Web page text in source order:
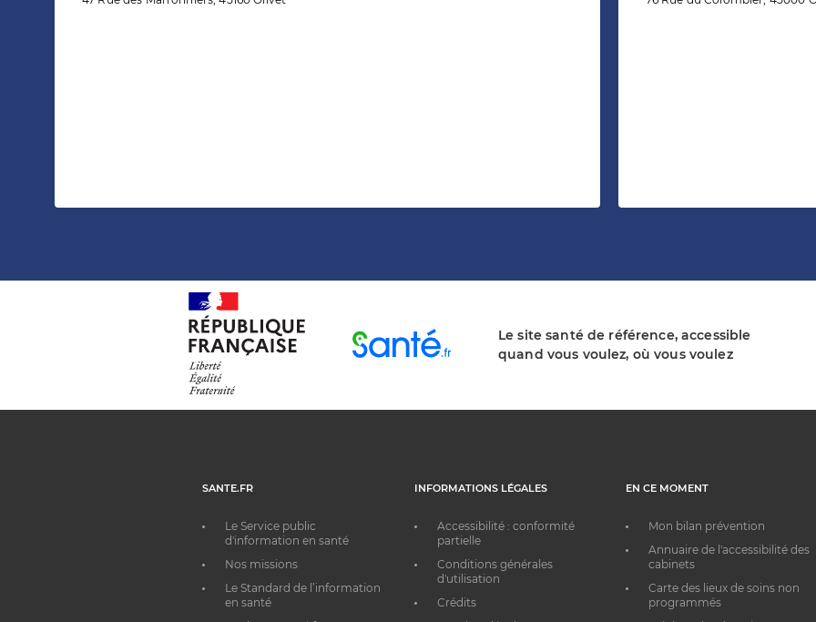
Le site santé de référence, accessible
quand vous voulez, où vous voulez
SANTE.FR
Le Service public
d'information en santé
Nos missions
Le Standard de l’information
en santé
INFORMATIONS LÉGALES
Accessibilité : conformité
partielle
Conditions générales
d'utilisation
Crédits
EN CE MOMENT
Mon bilan prévention
Annuaire de l'accessibilité des
cabinets
Carte des lieux de soins non
programmés